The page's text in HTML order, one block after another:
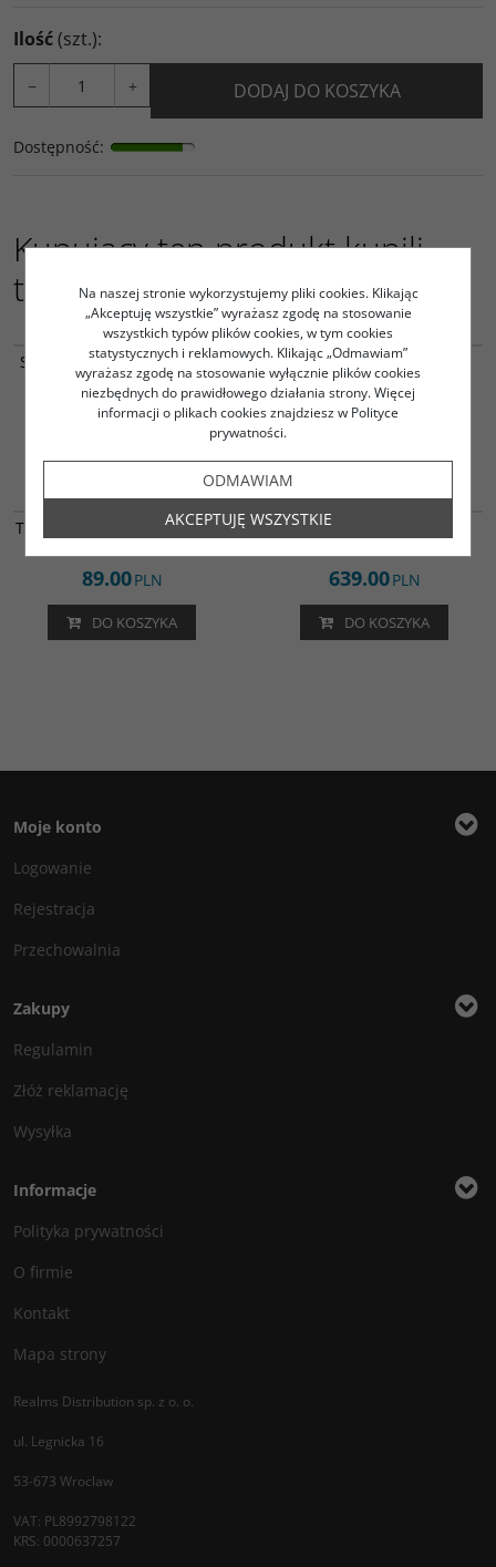
Ilość(szt.):
− + DODAJ DO KOSZYKA
Dostępność:
Kupujący ten produkt kupili
także:
ST-PL-PS1-K
STALKER Historie postaci PL
vol 1
79.00PLN
DO KOSZYKA
Surowce premium
99.00PLN
DO KOSZYKA
TS-PL-SG-K
Tamashii: Zaginione stronice
89.00PLN
DO KOSZYKA
LOR-PL-CB-K
Lords of Ragnarok PL core
639.00PLN
DO KOSZYKA
Moje konto
Logowanie
Rejestracja
Przechowalnia
Zakupy
Regulamin
Złóż reklamację
Wysyłka
Informacje
Polityka prywatności
O firmie
Kontakt
Mapa strony
Realms Distribution sp. z o. o.
ul. Legnicka 16
53-673 Wroclaw
VAT: PL8992798122
KRS: 0000637257
Na naszej stronie wykorzystujemy pliki cookies. Klikając
„Akceptuję wszystkie” wyrażasz zgodę na stosowanie
wszystkich typów plików cookies, w tym cookies
statystycznych i reklamowych. Klikając „Odmawiam”
wyrażasz zgodę na stosowanie wyłącznie plików cookies
niezbędnych do prawidłowego działania strony. Więcej
informacji o plikach cookies znajdziesz w Polityce
prywatności.
ODMAWIAM
AKCEPTUJĘ WSZYSTKIE